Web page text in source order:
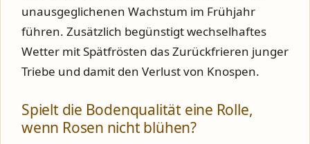
unausgeglichenen Wachstum im Frühjahr
führen. Zusätzlich begünstigt wechselhaftes
Wetter mit Spätfrösten das Zurückfrieren junger
Triebe und damit den Verlust von Knospen.
Spielt die Bodenqualität eine Rolle,
wenn Rosen nicht blühen?